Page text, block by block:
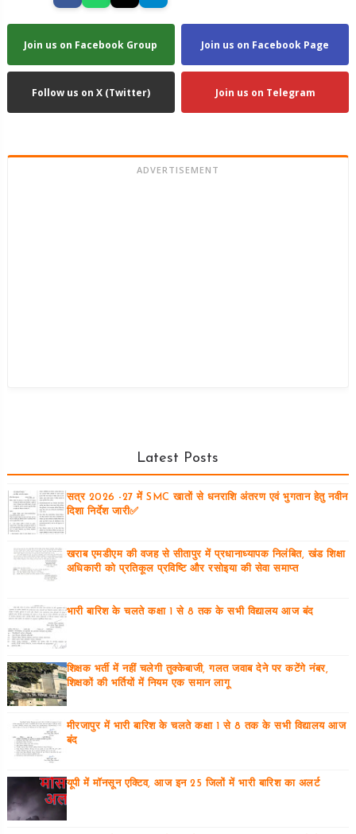
Join us on Facebook Group Join us on Facebook Page
Follow us on X (Twitter) Join us on Telegram
ADVERTISEMENT
Latest Posts
सत्र 2026 -27 में SMC खातों से धनराशि अंतरण एवं भुगतान हेतु नवीन
दिशा निर्देश जारी✅
खराब एमडीएम की वजह से सीतापुर में प्रधानाध्यापक निलंबित, खंड शिक्षा
अधिकारी को प्रतिकूल प्रविष्टि और रसोइया की सेवा समाप्त
भारी बारिश के चलते कक्षा 1 से 8 तक के सभी विद्यालय आज बंद
शिक्षक भर्ती में नहीं चलेगी तुक्केबाजी, गलत जवाब देने पर कटेंगे नंबर,
शिक्षकों की भर्तियों में नियम एक समान लागू
मीरजापुर में भारी बारिश के चलते कक्षा 1 से 8 तक के सभी विद्यालय आज
बंद
यूपी में मॉनसून एक्टिव, आज इन 25 जिलों में भारी बारिश का अलर्ट